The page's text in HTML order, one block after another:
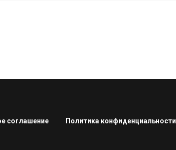
соглашение Политика конфиденциальности